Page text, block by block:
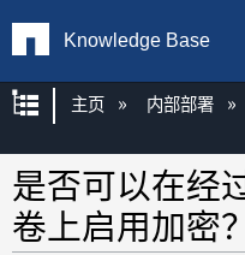
Knowledge Base
扩展/隐缩全局
主页 内部部署
是否可以在经
卷上启用加密？